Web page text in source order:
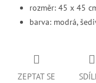
rozměr: 45 x 45
barva: modrá,
ZEPTAT SE